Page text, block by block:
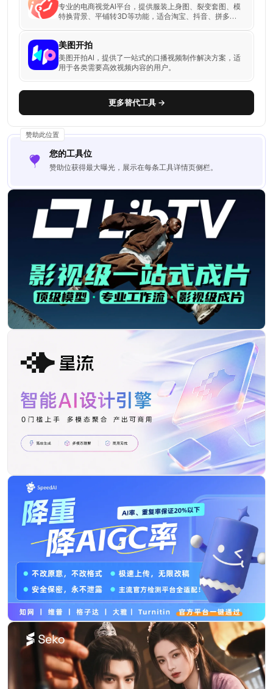
专业的电商视觉AI平台，提供服装上身图、裂变套图、模
特换背景、平铺转3D等功能，适合淘宝、抖音、拼多多
美图开拍
美图开拍AI，提供了一站式的口播视频制作解决方案，适
用于各类需要高效视频内容的用户。
更多替代工具 →
赞助此位置
您的工具位
赞助位获得最大曝光，展示在每条工具详情页侧栏。